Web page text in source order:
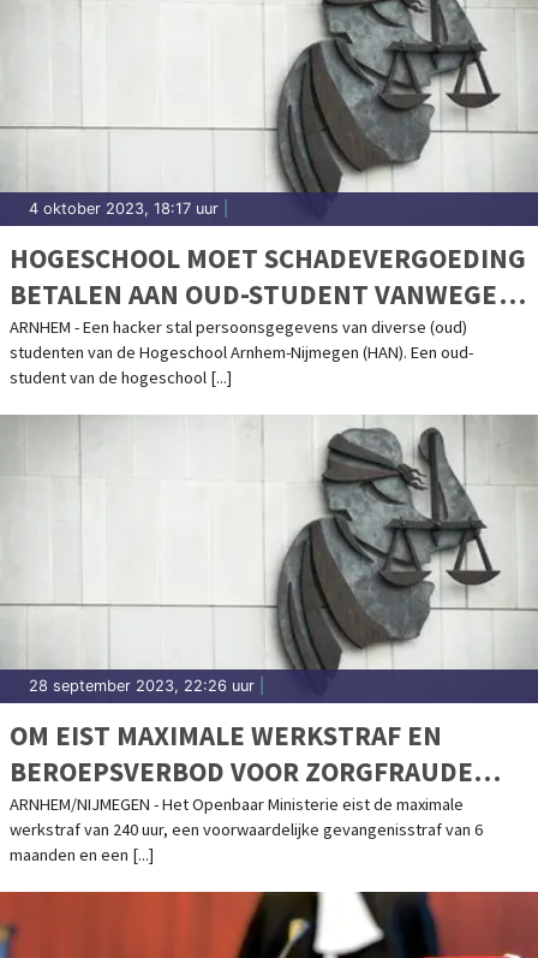
4 oktober 2023, 18:17 uur
HOGESCHOOL MOET SCHADEVERGOEDING
BETALEN AAN OUD-STUDENT VANWEGE
DATALEK
ARNHEM - Een hacker stal persoonsgegevens van diverse (oud)
studenten van de Hogeschool Arnhem-Nijmegen (HAN). Een oud-
student van de hogeschool [...]
28 september 2023, 22:26 uur
OM EIST MAXIMALE WERKSTRAF EN
BEROEPSVERBOD VOOR ZORGFRAUDE
TEGEN VOORMALIG BESTUURDER
RIGTERGROEP
ARNHEM/NIJMEGEN - Het Openbaar Ministerie eist de maximale
werkstraf van 240 uur, een voorwaardelijke gevangenisstraf van 6
maanden en een [...]